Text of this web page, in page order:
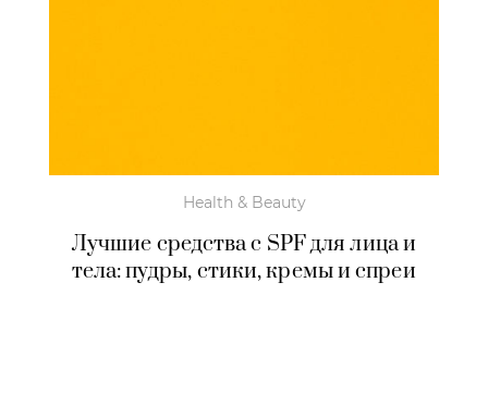
Health & Beauty
Лучшие средства с SPF для лица и
тела: пудры, стики, кремы и спреи